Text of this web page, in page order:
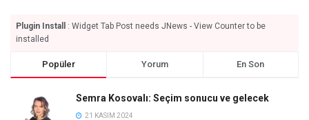
Plugin Install
: Widget Tab Post needs JNews - View Counter to be
installed
Popüler Yorum En Son
Semra Kosovalı: Seçim sonucu ve gelecek
21 KASIM 2024